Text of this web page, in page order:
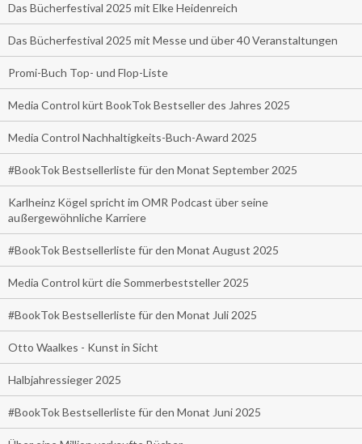
Das Bücherfestival 2025 mit Elke Heidenreich
Das Bücherfestival 2025 mit Messe und über 40 Veranstaltungen
Promi-Buch Top- und Flop-Liste
Media Control kürt BookTok Bestseller des Jahres 2025
Media Control Nachhaltigkeits-Buch-Award 2025
#BookTok Bestsellerliste für den Monat September 2025
Karlheinz Kögel spricht im OMR Podcast über seine
außergewöhnliche Karriere
#BookTok Bestsellerliste für den Monat August 2025
Media Control kürt die Sommerbeststeller 2025
#BookTok Bestsellerliste für den Monat Juli 2025
Otto Waalkes - Kunst in Sicht
Halbjahressieger 2025
#BookTok Bestsellerliste für den Monat Juni 2025